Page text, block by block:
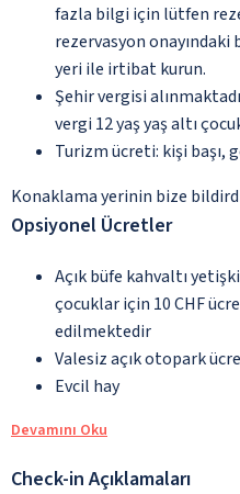
fazla bilgi için lütfen
rezervasyon
yeri ile irtibat kurun.
Şehir vergisi
vergi 12 yaş yaş altı
Turizm ücreti: kişi başı,
Konaklama yerinin bize
Opsiyonel Ücretler
Açık büfe kahvaltı
çocuklar için 10 CHF
edilmektedir
Valesiz açık otopark
Evcil hay
Devamını Oku
Check-in Açıklamaları